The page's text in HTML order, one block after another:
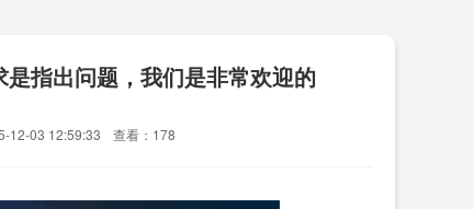
指出问题，我们是非常欢迎的
12-03 12:59:33 查看：178